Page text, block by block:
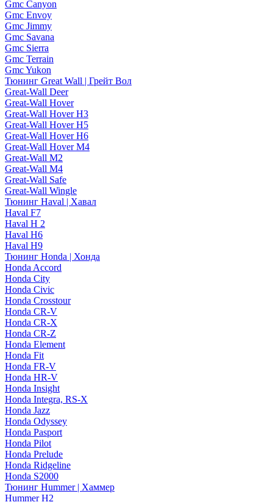
Gmc Canyon
Gmc Envoy
Gmc Jimmy
Gmc Savana
Gmc Sierra
Gmc Terrain
Gmc Yukon
Тюнинг Great Wall | Грейт Вол
Great-Wall Deer
Great-Wall Hover
Great-Wall Hover H3
Great-Wall Hover H5
Great-Wall Hover H6
Great-Wall Hover M4
Great-Wall M2
Great-Wall M4
Great-Wall Safe
Great-Wall Wingle
Тюнинг Haval | Хавал
Haval F7
Haval H 2
Haval H6
Haval H9
Тюнинг Honda | Хонда
Honda Accord
Honda City
Honda Civic
Honda Crosstour
Honda CR-V
Honda CR-X
Honda CR-Z
Honda Element
Honda Fit
Honda FR-V
Honda HR-V
Honda Insight
Honda Integra, RS-X
Honda Jazz
Honda Odyssey
Honda Pasport
Honda Pilot
Honda Prelude
Honda Ridgeline
Honda S2000
Тюнинг Hummer | Хаммер
Hummer H2